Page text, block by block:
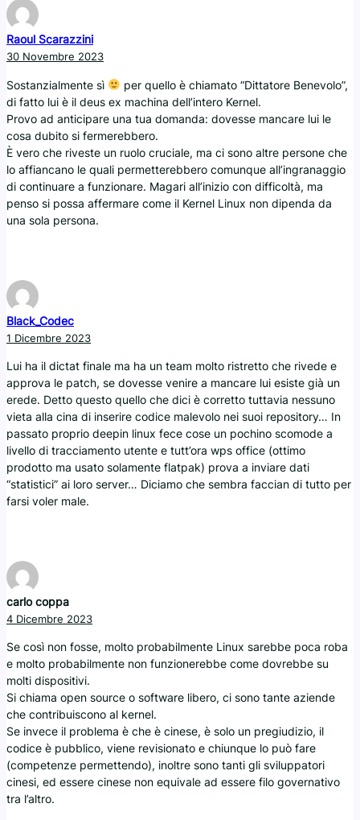
Raoul Scarazzini
30 Novembre 2023
Sostanzialmente sì
per quello è chiamato “Dittatore Benevolo”,
di fatto lui è il deus ex machina dell’intero Kernel.
Provo ad anticipare una tua domanda: dovesse mancare lui le
cosa dubito si fermerebbero.
È vero che riveste un ruolo cruciale, ma ci sono altre persone che
lo affiancano le quali permetterebbero comunque all’ingranaggio
di continuare a funzionare. Magari all’inizio con difficoltà, ma
penso si possa affermare come il Kernel Linux non dipenda da
una sola persona.
Black_Codec
1 Dicembre 2023
Lui ha il dictat finale ma ha un team molto ristretto che rivede e
approva le patch, se dovesse venire a mancare lui esiste già un
erede. Detto questo quello che dici è corretto tuttavia nessuno
vieta alla cina di inserire codice malevolo nei suoi repository… In
passato proprio deepin linux fece cose un pochino scomode a
livello di tracciamento utente e tutt’ora wps office (ottimo
prodotto ma usato solamente flatpak) prova a inviare dati
“statistici” ai loro server… Diciamo che sembra faccian di tutto per
farsi voler male.
carlo coppa
4 Dicembre 2023
Se così non fosse, molto probabilmente Linux sarebbe poca roba
e molto probabilmente non funzionerebbe come dovrebbe su
molti dispositivi.
Si chiama open source o software libero, ci sono tante aziende
che contribuiscono al kernel.
Se invece il problema è che è cinese, è solo un pregiudizio, il
codice è pubblico, viene revisionato e chiunque lo può fare
(competenze permettendo), inoltre sono tanti gli sviluppatori
cinesi, ed essere cinese non equivale ad essere filo governativo
tra l’altro.